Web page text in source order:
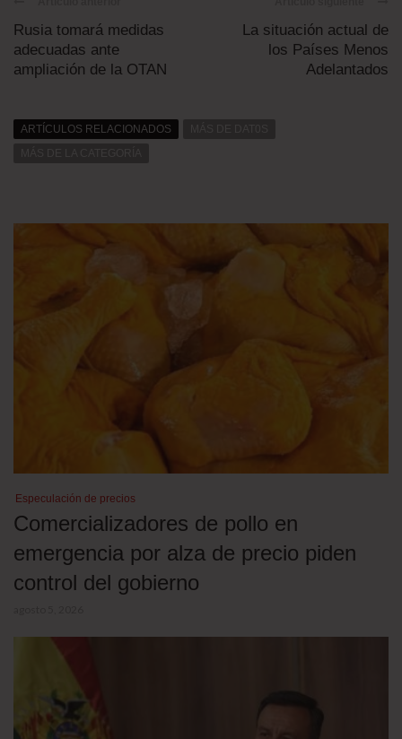
Rusia tomará medidas
adecuadas ante
ampliación de la OTAN
La situación actual de
los Países Menos
Adelantados
ARTÍCULOS RELACIONADOS
Especulación de precios
Comercializadores de pollo en
emergencia por alza de precio piden
control del gobierno